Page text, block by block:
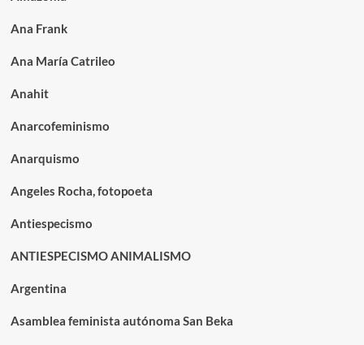
Ana Frank
Ana María Catrileo
Anahit
Anarcofeminismo
Anarquismo
Angeles Rocha, fotopoeta
Antiespecismo
ANTIESPECISMO ANIMALISMO
Argentina
Asamblea feminista autónoma San Beka